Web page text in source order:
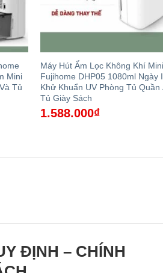
Mini
Tủ
Máy Hút Ẩm Lọc Không Khí Mini
Fujihome DHP05 1080ml Ngày
Khử Khuẩn UV Phòng Tủ Quần
Tủ Giày Sách
1.588.000₫
ĐỊNH – CHÍNH